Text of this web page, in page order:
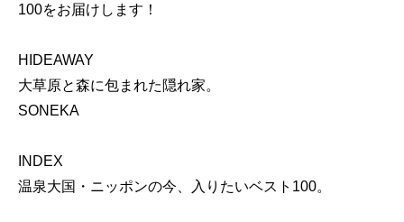
100をお届けします！
HIDEAWAY
大草原と森に包まれた隠れ家。
SONEKA
INDEX
温泉大国・ニッポンの今、入りたいベスト100。